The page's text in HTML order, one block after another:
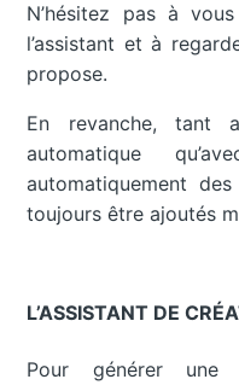
N’hésitez pas à
l’assistant et à
propose.
En revanche, tant
automatique
automatiquement
toujours être ajoutés
L’ASSISTANT DE
Pour générer une